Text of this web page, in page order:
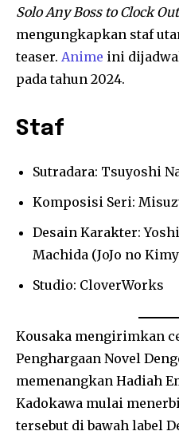
Solo Any Boss to Clock
mengungkapkan staf
teaser. Anime ini
pada tahun 2024.
Staf
Sutradara: Tsuyoshi
Komposisi Seri:
Desain Karakter:
Machida (JoJo no
Studio: CloverWorks
Kousaka mengirimkan
Penghargaan Novel
memenangkan Hadiah
Kadokawa mulai
tersebut di bawah label